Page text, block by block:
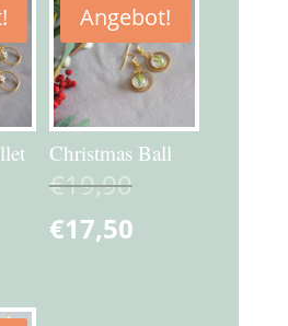
Angebot!
Christmas Ball
€19,90
€17,50